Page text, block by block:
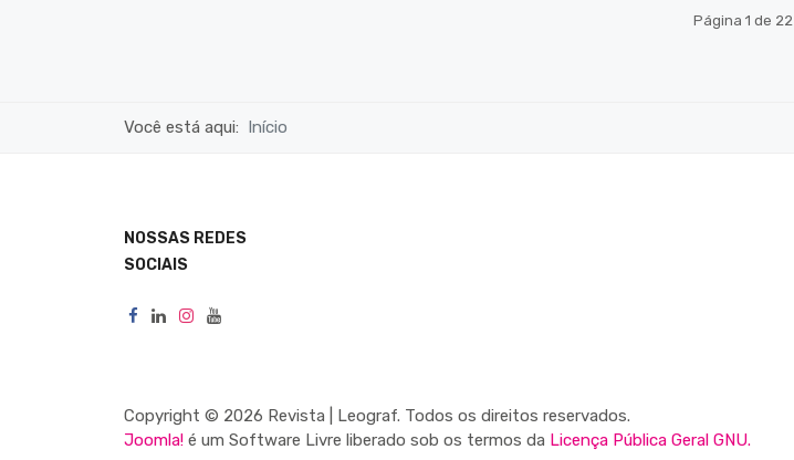
Página 1 de 22
Você está aqui: Início
NOSSAS REDES
SOCIAIS
Copyright © 2026 Revista | Leograf. Todos os direitos reservados.
Joomla! é um Software Livre liberado sob os termos da Licença Pública Geral GNU.